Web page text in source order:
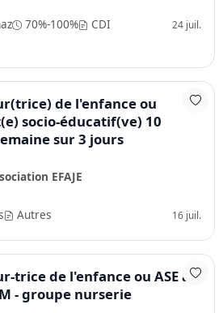
70%-100% CDI 24 juil.
de l'enfance ou
socio-éducatif(ve) 10
sur 3 jours
EFAJE
Autres 16 juil.
trice de l'enfance ou ASE à
- groupe nurserie